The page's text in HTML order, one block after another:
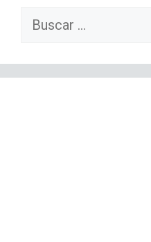
Buscar: